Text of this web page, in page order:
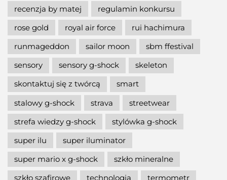
recenzja by matej
regulamin konkursu
rose gold
royal air force
rui hachimura
runmageddon
sailor moon
sbm ffestival
sensory
sensory g-shock
skeleton
skontaktuj się z twórcą
smart
stalowy g-shock
strava
streetwear
strefa wiedzy g-shock
stylówka g-shock
super ilu
super iluminator
super mario x g-shock
szkło mineralne
szkło szafirowe
technologia
termometr